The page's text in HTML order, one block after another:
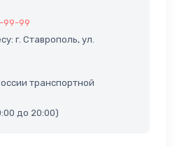
99-99
г. Ставрополь, ул.
транспортной
до 20:00)